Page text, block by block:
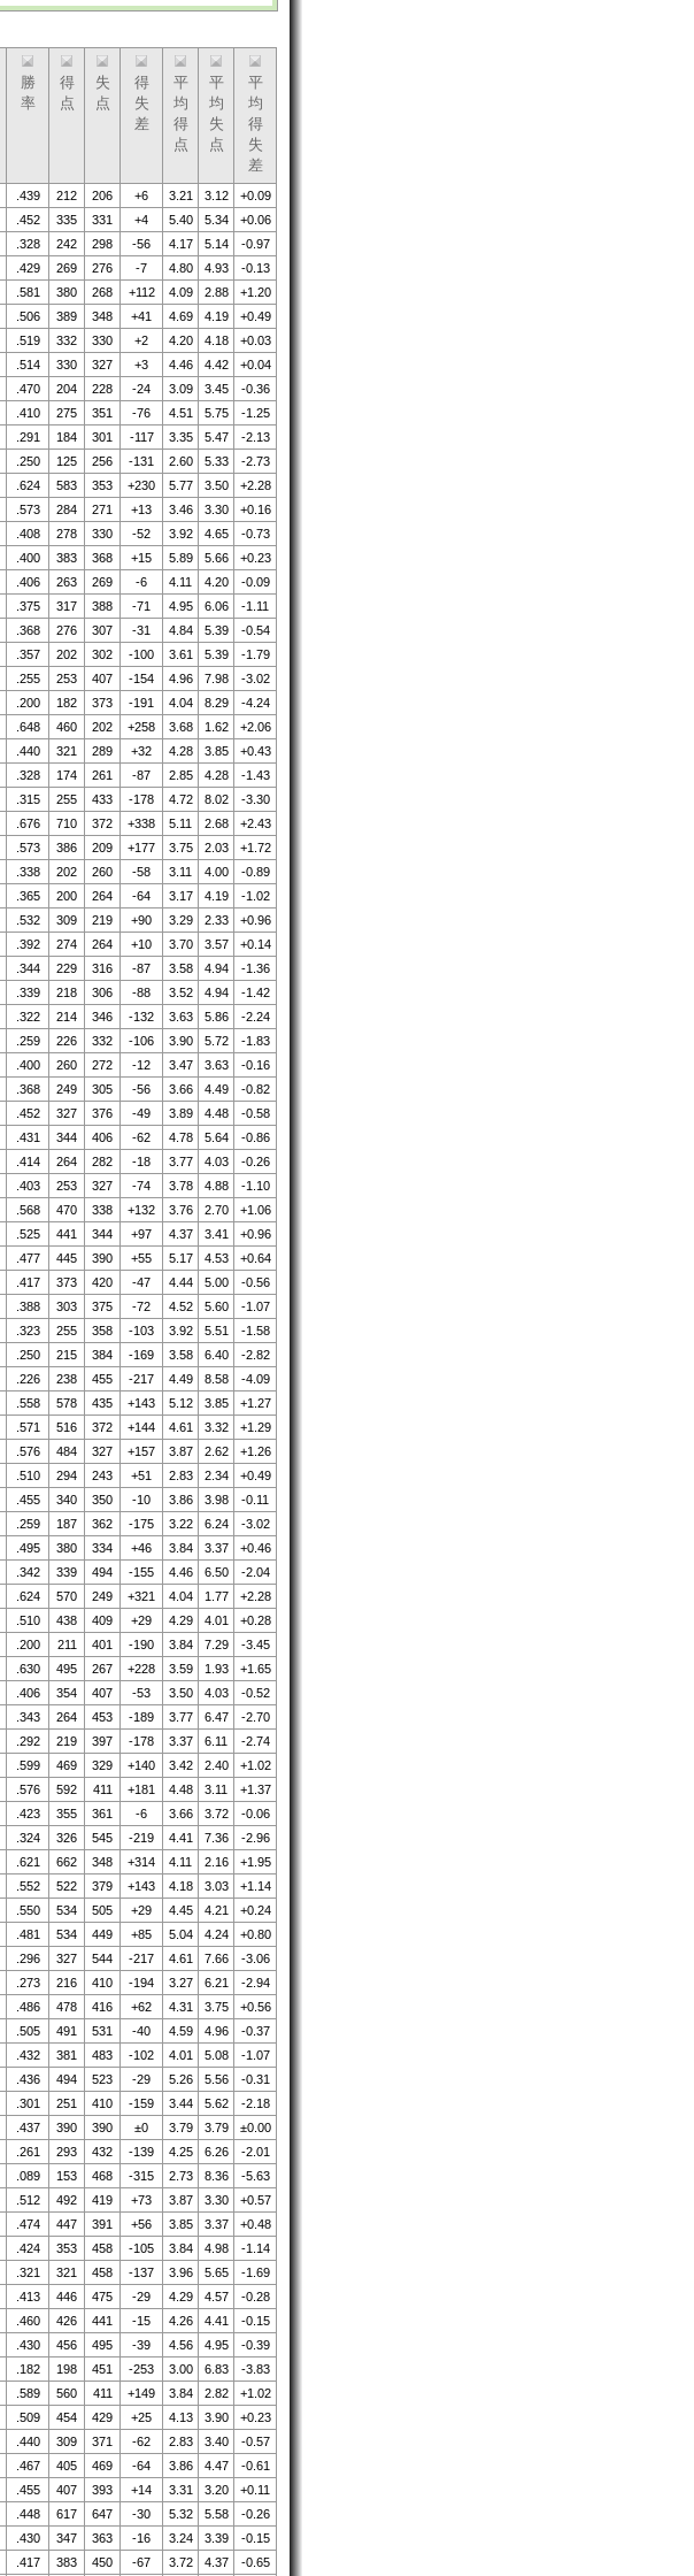
勝
率
得
点
失
点
得
失
差
平
均
得
点
平
均
失
点
平
均
得
失
差
.439 212 206 +6 3.21 3.12
+0.09
.452 335 331 +4 5.40 5.34
+0.06
.328 242 298 -56 4.17 5.14
-0.97
.429 269 276 -7 4.80 4.93
-0.13
.581 380 268 +112 4.09 2.88
+1.20
.506 389 348 +41 4.69 4.19
+0.49
.519 332 330 +2 4.20 4.18
+0.03
.514 330 327 +3 4.46 4.42
+0.04
.470 204 228 -24 3.09 3.45
-0.36
.410 275 351 -76 4.51 5.75
-1.25
.291 184 301 -117 3.35 5.47
-2.13
.250 125 256 -131 2.60 5.33
-2.73
.624 583 353 +230 5.77 3.50
+2.28
.573 284 271 +13 3.46 3.30
+0.16
.408 278 330 -52 3.92 4.65
-0.73
.400 383 368 +15 5.89 5.66
+0.23
.406 263 269 -6 4.11 4.20
-0.09
.375 317 388 -71 4.95 6.06
-1.11
.368 276 307 -31 4.84 5.39
-0.54
.357 202 302 -100 3.61 5.39
-1.79
.255 253 407 -154 4.96 7.98
-3.02
.200 182 373 -191 4.04 8.29
-4.24
.648 460 202 +258 3.68 1.62
+2.06
.440 321 289 +32 4.28 3.85
+0.43
.328 174 261 -87 2.85 4.28
-1.43
.315 255 433 -178 4.72 8.02
-3.30
.676 710 372 +338 5.11 2.68
+2.43
.573 386 209 +177 3.75 2.03
+1.72
.338 202 260 -58 3.11 4.00
-0.89
.365 200 264 -64 3.17 4.19
-1.02
.532 309 219 +90 3.29 2.33
+0.96
.392 274 264 +10 3.70 3.57
+0.14
.344 229 316 -87 3.58 4.94
-1.36
.339 218 306 -88 3.52 4.94
-1.42
.322 214 346 -132 3.63 5.86
-2.24
.259 226 332 -106 3.90 5.72
-1.83
.400 260 272 -12 3.47 3.63
-0.16
.368 249 305 -56 3.66 4.49
-0.82
.452 327 376 -49 3.89 4.48
-0.58
.431 344 406 -62 4.78 5.64
-0.86
.414 264 282 -18 3.77 4.03
-0.26
.403 253 327 -74 3.78 4.88
-1.10
.568 470 338 +132 3.76 2.70
+1.06
.525 441 344 +97 4.37 3.41
+0.96
.477 445 390 +55 5.17 4.53
+0.64
.417 373 420 -47 4.44 5.00
-0.56
.388 303 375 -72 4.52 5.60
-1.07
.323 255 358 -103 3.92 5.51
-1.58
.250 215 384 -169 3.58 6.40
-2.82
.226 238 455 -217 4.49 8.58
-4.09
.558 578 435 +143 5.12 3.85
+1.27
.571 516 372 +144 4.61 3.32
+1.29
.576 484 327 +157 3.87 2.62
+1.26
.510 294 243 +51 2.83 2.34
+0.49
.455 340 350 -10 3.86 3.98
-0.11
.259 187 362 -175 3.22 6.24
-3.02
.495 380 334 +46 3.84 3.37
+0.46
.342 339 494 -155 4.46 6.50
-2.04
.624 570 249 +321 4.04 1.77
+2.28
.510 438 409 +29 4.29 4.01
+0.28
.200 211 401 -190 3.84 7.29
-3.45
.630 495 267 +228 3.59 1.93
+1.65
.406 354 407 -53 3.50 4.03
-0.52
.343 264 453 -189 3.77 6.47
-2.70
.292 219 397 -178 3.37 6.11
-2.74
.599 469 329 +140 3.42 2.40
+1.02
.576 592 411 +181 4.48 3.11
+1.37
.423 355 361 -6 3.66 3.72
-0.06
.324 326 545 -219 4.41 7.36
-2.96
.621 662 348 +314 4.11 2.16
+1.95
.552 522 379 +143 4.18 3.03
+1.14
.550 534 505 +29 4.45 4.21
+0.24
.481 534 449 +85 5.04 4.24
+0.80
.296 327 544 -217 4.61 7.66
-3.06
.273 216 410 -194 3.27 6.21
-2.94
.486 478 416 +62 4.31 3.75
+0.56
.505 491 531 -40 4.59 4.96
-0.37
.432 381 483 -102 4.01 5.08
-1.07
.436 494 523 -29 5.26 5.56
-0.31
.301 251 410 -159 3.44 5.62
-2.18
.437 390 390 ±0 3.79 3.79
±0.00
.261 293 432 -139 4.25 6.26
-2.01
.089 153 468 -315 2.73 8.36
-5.63
.512 492 419 +73 3.87 3.30
+0.57
.474 447 391 +56 3.85 3.37
+0.48
.424 353 458 -105 3.84 4.98
-1.14
.321 321 458 -137 3.96 5.65
-1.69
.413 446 475 -29 4.29 4.57
-0.28
.460 426 441 -15 4.26 4.41
-0.15
.430 456 495 -39 4.56 4.95
-0.39
.182 198 451 -253 3.00 6.83
-3.83
.589 560 411 +149 3.84 2.82
+1.02
.509 454 429 +25 4.13 3.90
+0.23
.440 309 371 -62 2.83 3.40
-0.57
.467 405 469 -64 3.86 4.47
-0.61
.455 407 393 +14 3.31 3.20
+0.11
.448 617 647 -30 5.32 5.58
-0.26
.430 347 363 -16 3.24 3.39
-0.15
.417 383 450 -67 3.72 4.37 -0.65